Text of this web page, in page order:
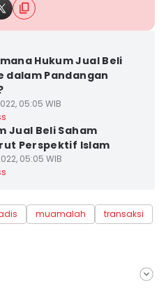
Hukum Jual Beli
dalam Pandangan
05:05 WIB
Jual Beli Saham
Perspektif Islam
05:05 WIB
muamalah
transaksi